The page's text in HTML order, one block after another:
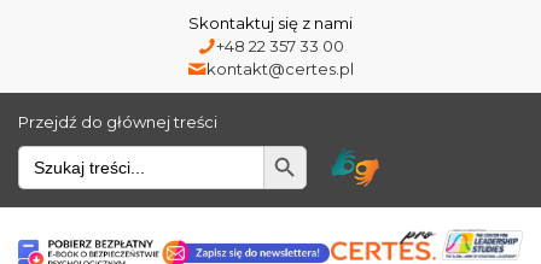
Skontaktuj się z nami
+48 22 357 33 00
kontakt@certes.pl
Przejdź do głównej treści
Wyszukiwarka